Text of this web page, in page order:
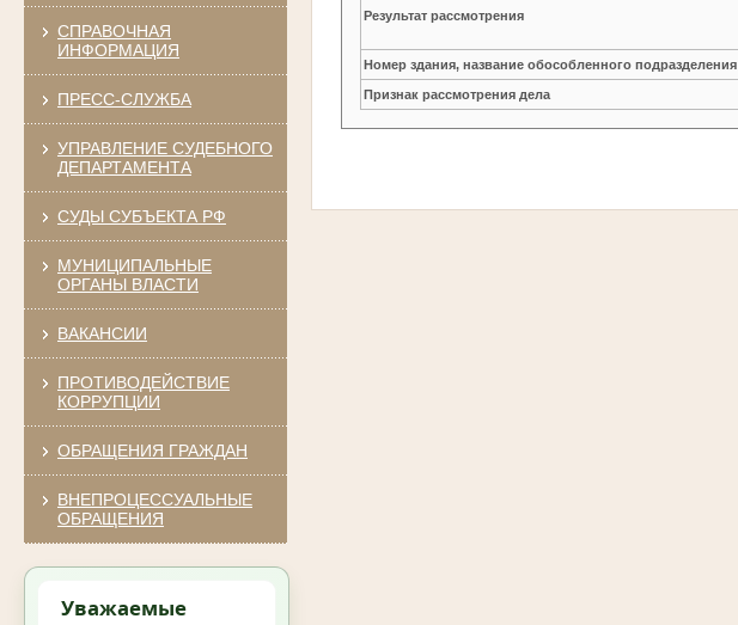
СПРАВОЧНАЯ
ИНФОРМАЦИЯ
ПРЕСС-СЛУЖБА
УПРАВЛЕНИЕ СУДЕБНОГО
ДЕПАРТАМЕНТА
СУДЫ СУБЪЕКТА РФ
МУНИЦИПАЛЬНЫЕ
ОРГАНЫ ВЛАСТИ
ВАКАНСИИ
ПРОТИВОДЕЙСТВИЕ
КОРРУПЦИИ
ОБРАЩЕНИЯ ГРАЖДАН
ВНЕПРОЦЕССУАЛЬНЫЕ
ОБРАЩЕНИЯ
Уважаемые
Результат рассмотрения
Номер здания, название обособленного подразделения
Признак рассмотрения дела